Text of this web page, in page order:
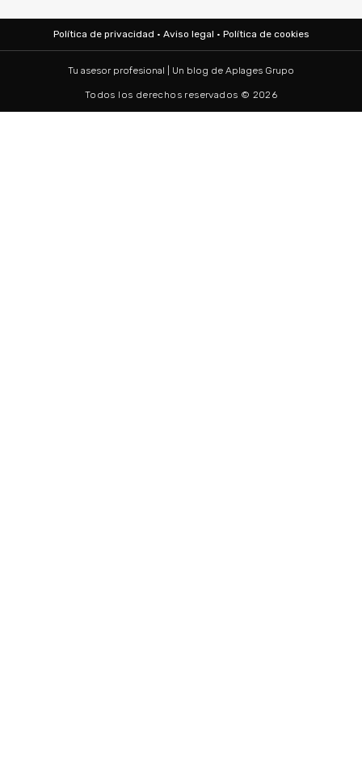
Política de privacidad · Aviso legal · Política de cookies
Tu asesor profesional | Un blog de Aplages Grupo
Todos los derechos reservados © 2026